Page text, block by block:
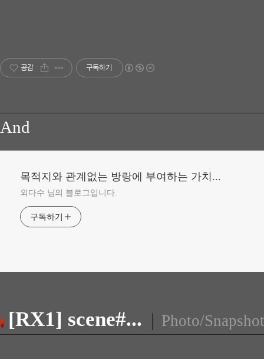
공감 구독하기
And
목적지와 관계없는 방랑에 부여하는 가치...
외다수 님의 블로그입니다.
구독하기
[RX1] scene#... | Photo/Snapshot